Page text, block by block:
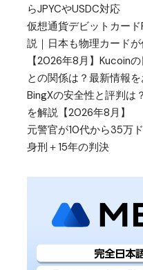
らJPYCやUSDC対応
仮想通貨デビットカー
説｜日本も物理カード
【2026年8月】Kucoin
との関係は？最新情報
BingXの安全性と評判は
を解説【2026年8月】
元警官が10代から35万
身刑＋15年の判決